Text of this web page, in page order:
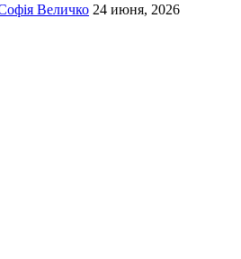
Величко 24 июня, 2026